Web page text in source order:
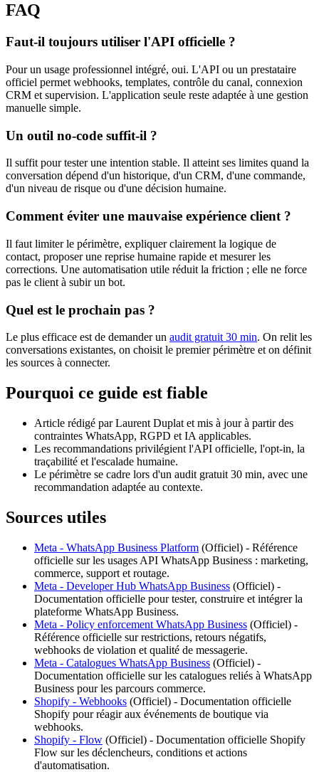
FAQ
Faut-il toujours utiliser l'API officielle ?
Pour un usage professionnel intégré, oui. L'API ou un prestataire
officiel permet webhooks, templates, contrôle du canal, connexion
CRM et supervision. L'application seule reste adaptée à une gestion
manuelle simple.
Un outil no-code suffit-il ?
Il suffit pour tester une intention stable. Il atteint ses limites quand la
conversation dépend d'un historique, d'un CRM, d'une commande,
d'un niveau de risque ou d'une décision humaine.
Comment éviter une mauvaise expérience client ?
Il faut limiter le périmètre, expliquer clairement la logique de
contact, proposer une reprise humaine rapide et mesurer les
corrections. Une automatisation utile réduit la friction ; elle ne force
pas le client à subir un bot.
Quel est le prochain pas ?
Le plus efficace est de demander un audit gratuit 30 min. On relit les
conversations existantes, on choisit le premier périmètre et on définit
les sources à connecter.
Pourquoi ce guide est fiable
Article rédigé par Laurent Duplat et mis à jour à partir des
contraintes WhatsApp, RGPD et IA applicables.
Les recommandations privilégient l'API officielle, l'opt-in, la
traçabilité et l'escalade humaine.
Le périmètre se cadre lors d'un audit gratuit 30 min, avec une
recommandation adaptée au contexte.
Sources utiles
Meta - WhatsApp Business Platform (Officiel) - Référence
officielle sur les usages API WhatsApp Business : marketing,
commerce, support et routage.
Meta - Developer Hub WhatsApp Business (Officiel) -
Documentation officielle pour tester, construire et intégrer la
plateforme WhatsApp Business.
Meta - Policy enforcement WhatsApp Business (Officiel) -
Référence officielle sur restrictions, retours négatifs,
webhooks de violation et qualité de messagerie.
Meta - Catalogues WhatsApp Business (Officiel) -
Documentation officielle sur les catalogues reliés à WhatsApp
Business pour les parcours commerce.
Shopify - Webhooks (Officiel) - Documentation officielle
Shopify pour réagir aux événements de boutique via
webhooks.
Shopify - Flow (Officiel) - Documentation officielle Shopify
Flow sur les déclencheurs, conditions et actions
d'automatisation.